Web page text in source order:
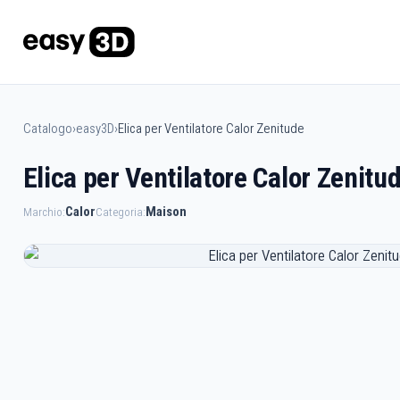
Catalogo›easy3D›Elica per Ventilatore Calor Zenitude
Elica per Ventilatore Calor
Marchio:CalorCategoria:Maison